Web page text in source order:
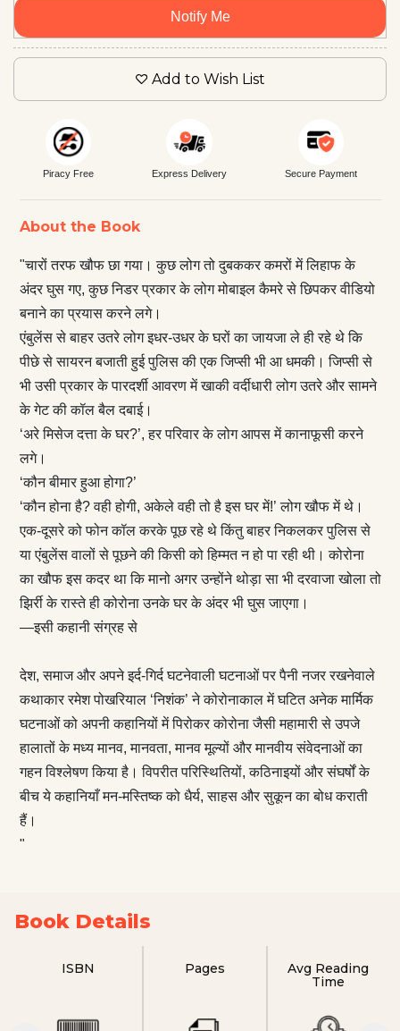
Notify Me
Add to Wish List
Piracy Free Express Delivery Secure Payment
About the Book
"चारों तरफ खौफ छा गया। कुछ लोग तो दुबककर कमरों में लिहाफ के
अंदर घुस गए, कुछ निडर प्रकार के लोग मोबाइल कैमरे से छिपकर वीडियो
बनाने का प्रयास करने लगे।
एंबुलेंस से बाहर उतरे लोग इधर-उधर के घरों का जायजा ले ही रहे थे कि
पीछे से सायरन बजाती हुई पुलिस की एक जिप्सी भी आ धमकी। जिप्सी से
भी उसी प्रकार के पारदर्शी आवरण में खाकी वर्दीधारी लोग उतरे और सामने
के गेट की कॉल बैल दबाई।
‘अरे मिसेज दत्ता के घर?’, हर परिवार के लोग आपस में कानाफूसी करने
लगे।
‘कौन बीमार हुआ होगा?’
‘कौन होना है? वही होगी, अकेले वही तो है इस घर में!’ लोग खौफ में थे।
एक-दूसरे को फोन कॉल करके पूछ रहे थे किंतु बाहर निकलकर पुलिस से
या एंबुलेंस वालों से पूछने की किसी को हिम्मत न हो पा रही थी। कोरोना
का खौफ इस कदर था कि मानो अगर उन्होंने थोड़ा सा भी दरवाजा खोला तो
झिर्री के रास्ते ही कोरोना उनके घर के अंदर भी घुस जाएगा।
—इसी कहानी संग्रह से
देश, समाज और अपने इर्द-गिर्द घटनेवाली घटनाओं पर पैनी नजर रखनेवाले
कथाकार रमेश पोखरियाल ‘निशंक’ ने कोरोनाकाल में घटित अनेक मार्मिक
घटनाओं को अपनी कहानियों में पिरोकर कोरोना जैसी महामारी से उपजे
हालातों के मध्य मानव, मानवता, मानव मूल्यों और मानवीय संवेदनाओं का
गहन विश्लेषण किया है। विपरीत परिस्थितियों, कठिनाइयों और संघर्षों के
बीच ये कहानियाँ मन-मस्तिष्क को धैर्य, साहस और सुकून का बोध कराती
हैं।
"
Book Details
ISBN Pages
Avg Reading
Time